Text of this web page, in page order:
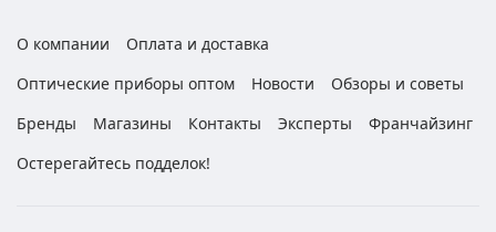
О компании
Оплата и доставка
Оптические приборы оптом
Новости
Обзоры и советы
Бренды
Магазины Контакты Эксперты
Франчайзинг
Остерегайтесь подделок!